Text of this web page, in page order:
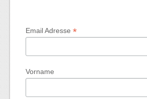
Email Adresse*
Vorname